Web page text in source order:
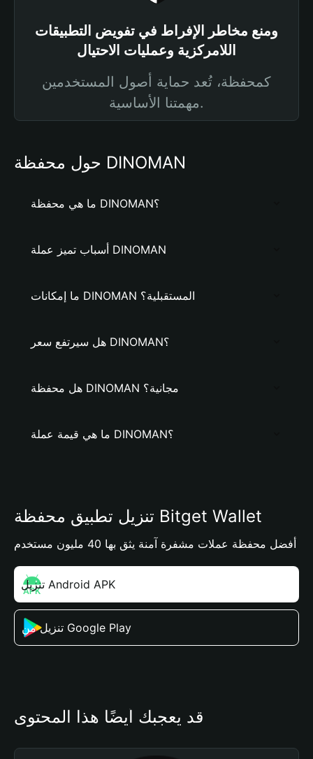
ومنع مخاطر الإفراط في تفويض التطبيقات
اللامركزية وعمليات الاحتيال
كمحفظة، تُعد حماية أصول المستخدمين
مهمتنا الأساسية.
حول محفظة DINOMAN
ما هي محفظة DINOMAN؟
أسباب تميز عملة DINOMAN
ما إمكانات DINOMAN المستقبلية؟
هل سيرتفع سعر DINOMAN؟
هل محفظة DINOMAN مجانية؟
ما هي قيمة عملة DINOMAN؟
تنزيل تطبيق محفظة Bitget Wallet
أفضل محفظة عملات مشفرة آمنة يثق بها 40 مليون مستخدم
تنزيل Android APK
تنزيل من Google Play
قد يعجبك أيضًا هذا المحتوى